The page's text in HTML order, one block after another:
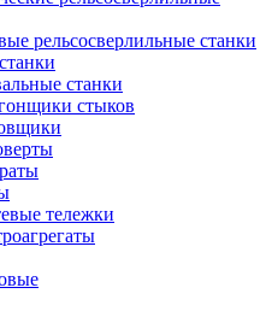
рельсосверлильные станки
станки
стыков
тележки